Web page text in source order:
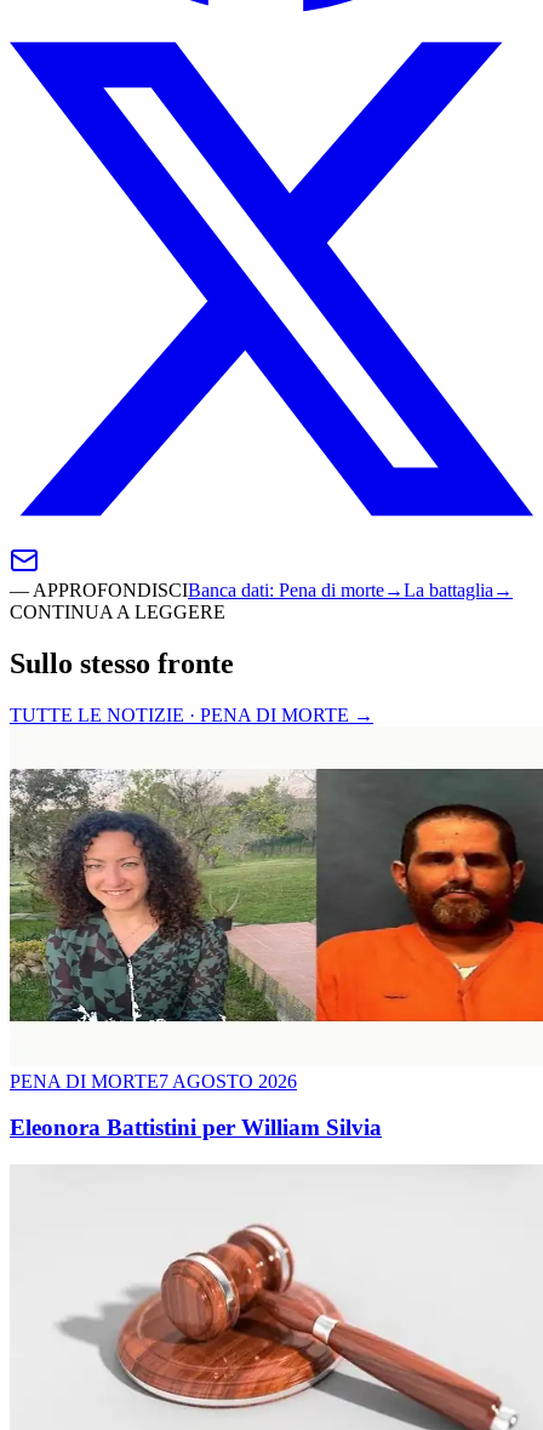
— APPROFONDISCIBanca dati: Pena di morte→La battaglia →
CONTINUA A LEGGERE
Sullo stesso fronte
TUTTE LE NOTIZIE · PENA DI MORTE →
PENA DI MORTE7 AGOSTO 2026
Eleonora Battistini per William Silvia